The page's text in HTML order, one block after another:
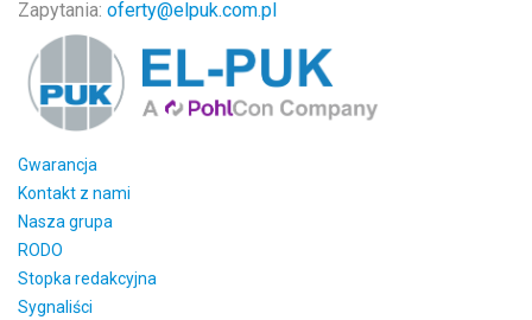
Zapytania: oferty@elpuk.com.pl
Gwarancja
Kontakt z nami
Nasza grupa
RODO
Stopka redakcyjna
Sygnaliści